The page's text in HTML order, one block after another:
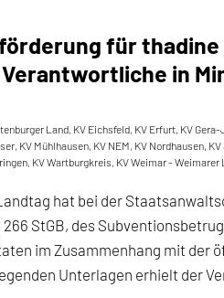
für
in
Land, KV Eichsfeld, KV Erfurt, KV
, KV Mühlhausen, KV NEM, KV Nordhausen,
, KV Wartburgkreis, KV Weimar - Weimarer
hat bei der
StGB, des
im Zusammenhang mit der
Unterlagen erhielt der